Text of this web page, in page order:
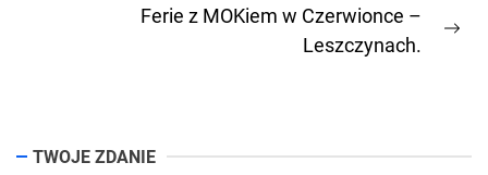
Ferie z MOKiem w Czerwionce –
Leszczynach.
TWOJE ZDANIE